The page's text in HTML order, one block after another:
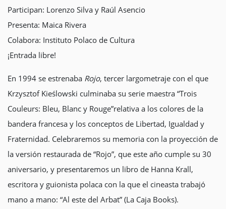
Participan: Lorenzo Silva y Raúl Asencio
Presenta: Maica Rivera
Colabora: Instituto Polaco de Cultura
¡Entrada libre!
En 1994 se estrenaba Rojo, tercer largometraje con el que
Krzysztof Kieślowski culminaba su serie maestra “Trois
Couleurs: Bleu, Blanc y Rouge”relativa a los colores de la
bandera francesa y los conceptos de Libertad, Igualdad y
Fraternidad. Celebraremos su memoria con la proyección de
la versión restaurada de “Rojo”, que este año cumple su 30
aniversario, y presentaremos un libro de Hanna Krall,
escritora y guionista polaca con la que el cineasta trabajó
mano a mano: “Al este del Arbat” (La Caja Books).